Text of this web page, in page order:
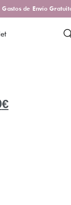
Gastos de Envío
€